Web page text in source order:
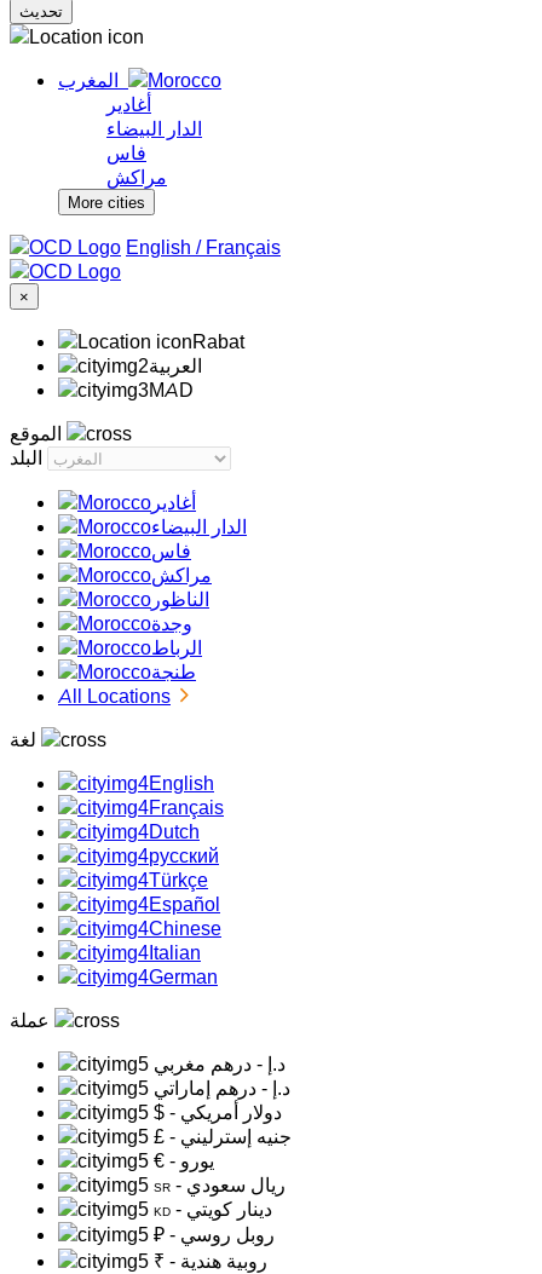
المغرب
أغادير
الدار البيضاء
فاس
مراكش
More cities
/ Français
×
Rabat
‏العربية‏
MAD
أغادير
الدار البيضاء
فاس
مراكش
الناظور
وجدة
الرباط
طنجة
All Locations
English
Français
Dutch
русский
Türkçe
Español
Chinese
Italian
German
د.إ - درهم مغربي
د.إ - درهم إماراتي
$
- دولار أمريكي
£
- جنيه إسترليني
€
- يورو
SR - ريال سعودي
KD
- دينار كويتي
₽
- روبل روسي
₹
- روبية هندية